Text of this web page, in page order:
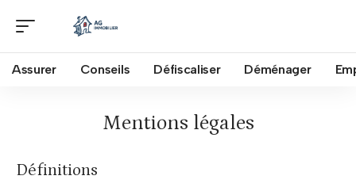
Assurer Conseils Défiscaliser Déménager
Mentions légales
Définitions